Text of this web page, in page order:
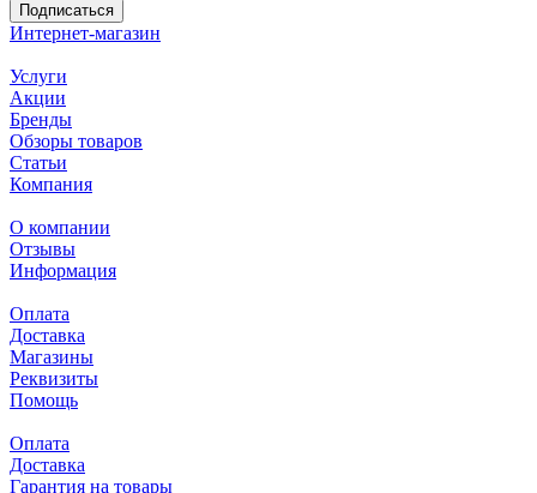
Подписаться
Интернет-магазин
Услуги
Акции
Бренды
Обзоры товаров
Статьи
Компания
О компании
Отзывы
Информация
Оплата
Доставка
Магазины
Реквизиты
Помощь
Оплата
Доставка
Гарантия на товары